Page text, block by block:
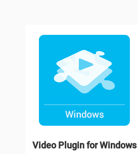
Video Plugin for Windows